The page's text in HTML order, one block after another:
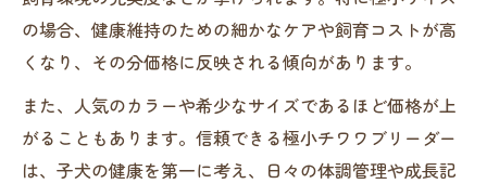
の場合、健康維持のための細かなケアや飼育コストが高
くなり、その分価格に反映される傾向があります。
また、人気のカラーや希少なサイズであるほど価格が上
がることもあります。信頼できる極小チワワブリーダー
は、子犬の健康を第一に考え、日々の体調管理や成長記